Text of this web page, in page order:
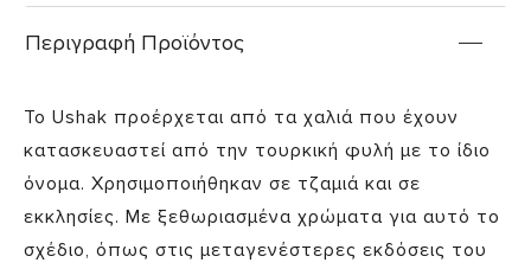
Περιγραφή Προϊόντος
Το Ushak προέρχεται από τα χαλιά που έχουν
κατασκευαστεί από την τουρκική φυλή με το ίδιο
όνομα. Χρησιμοποιήθηκαν σε τζαμιά και σε
εκκλησίες. Με ξεθωριασμένα χρώματα για αυτό το
σχέδιο, όπως στις μεταγενέστερες εκδόσεις του